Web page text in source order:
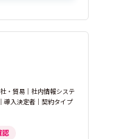
・貿易｜社内情報システ
導入決定者｜契約タイプ
認